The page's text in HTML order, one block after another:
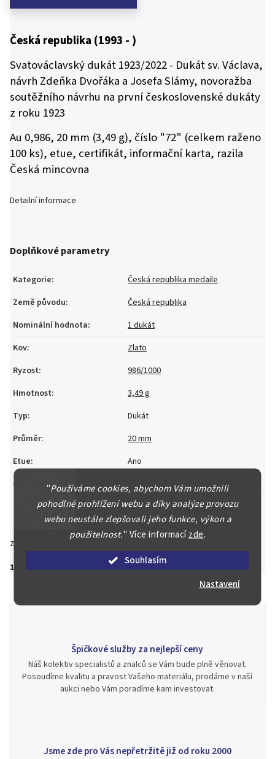
"Používáme cookies, abychom Vám umožnili
pohodlné prohlížení webu a díky analýze provozu
webu neustále zlepšovali jeho funkce, výkon a
použitelnost." Více informacízde.
Souhlasím
Nastavení
19 000 Kč
Česká republika (1993 - )
Svatováclavský dukát 1923/2022 - Dukát sv. Václava,
návrh Zdeňka Dvořáka a Josefa Slámy, novoražba
soutěžního návrhu na první československé dukáty
z roku 1923
Au 0,986, 20 mm (3,49 g), číslo "72" (celkem raženo
100 ks), etue, certifikát, informační karta, razila
Česká mincovna
Detailní informace
Doplňkové parametry
Kategorie:
Česká republika medaile
Země původu:
Česká republika
Nominální hodnota:
1 dukát
Kov:
Zlato
Ryzost:
986/1000
Hmotnost:
3,49 g
Typ:
Dukát
Průměr:
20 mm
Etue:
Ano
Certifikát
Ano
Zeptat se
Špičkové služby za nejlepší ceny
Náš kolektiv specialistů a znalců se Vám bude plně věnovat.
Posoudíme kvalitu a pravost Vašeho materiálu, prodáme v naší
aukci nebo Vám poradíme kam investovat.
Jsme zde pro Vás nepřetržitě již od roku 2000